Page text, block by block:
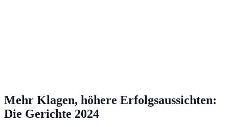
Mehr Klagen, höhere Erfolgsaussichten:
Die Gerichte 2024